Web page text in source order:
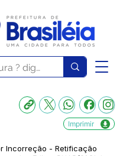
Imprimir
Incorreção - Retificação